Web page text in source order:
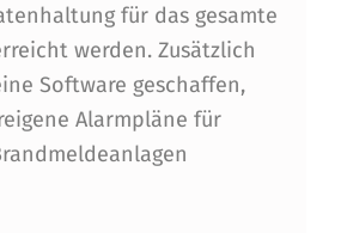
für das gesamte
werden. Zusätzlich
Software geschaffen,
Alarmpläne für